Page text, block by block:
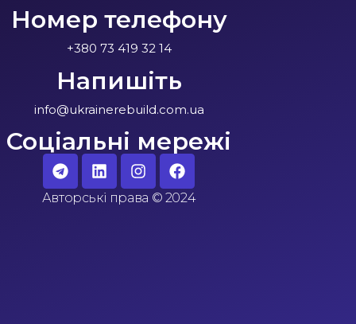
Номер телефону
+380 73 419 32 14
Напишіть
info@ukrainerebuild.com.ua
Соціальні мережі
Авторські права © 2024